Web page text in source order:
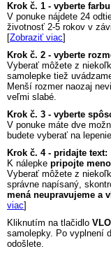
Krok č. 1 - vyberte
V ponuke nájdete 24
životnosť 2-5 rokov v
[Zobraziť viac]
Krok č. 2 - vyberte
Vyberať môžete z
samolepke tiež
Menší rozmer naozaj
veľmi slabé.
Krok č. 3 - vyberte
V ponuke máte dve
budete vyberať na
Krok č. 4 - pridajte text:
K nálepke pripojte
Vyberať môžete z
správne napísaný,
mená neupravujeme a
viac]
Kliknutím na tlačidlo
samolepky. Po vyplnení
odošlete.